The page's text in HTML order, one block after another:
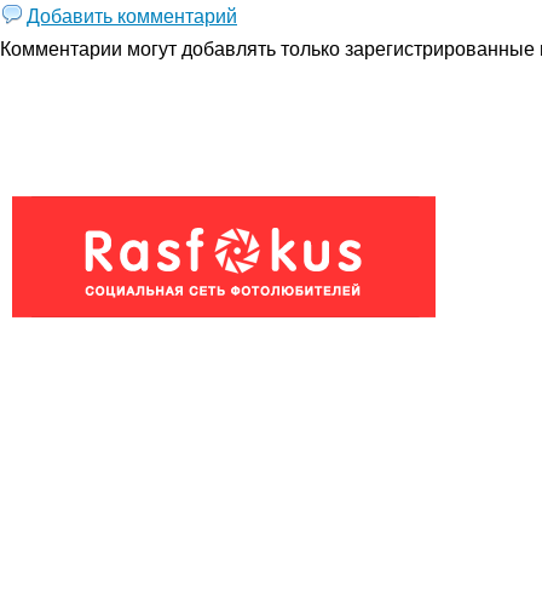
Добавить комментарий
Комментарии могут добавлять толькозарегистрированные